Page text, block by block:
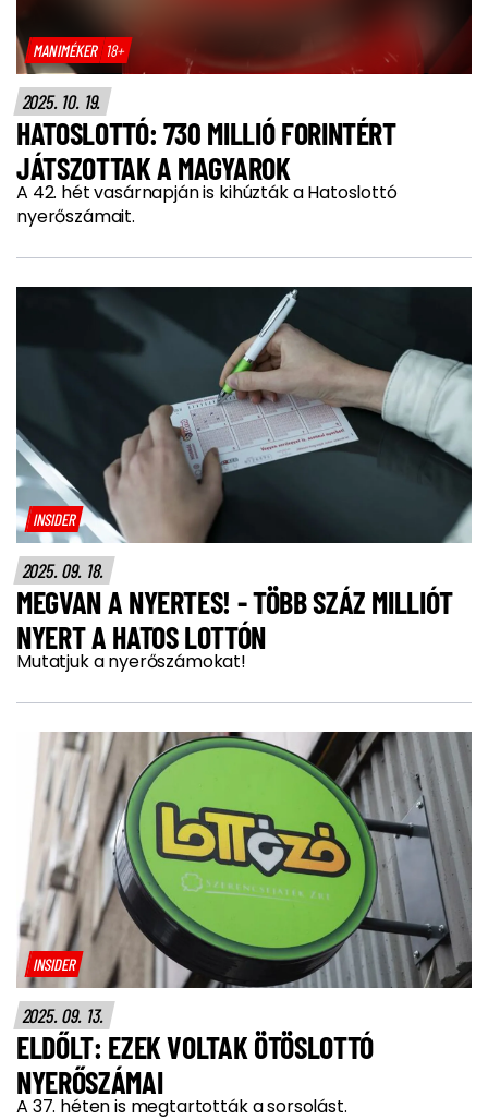
MANIMÉKER 18+
2025. 10. 19.
HATOSLOTTÓ: 730 MILLIÓ FORINTÉRT
JÁTSZOTTAK A MAGYAROK
A 42. hét vasárnapján is kihúzták a Hatoslottó
nyerőszámait.
INSIDER
2025. 09. 18.
MEGVAN A NYERTES! - TÖBB SZÁZ MILLIÓT
NYERT A HATOS LOTTÓN
Mutatjuk a nyerőszámokat!
INSIDER
2025. 09. 13.
ELDŐLT: EZEK VOLTAK ÖTÖSLOTTÓ
NYERŐSZÁMAI
A 37. héten is megtartották a sorsolást.